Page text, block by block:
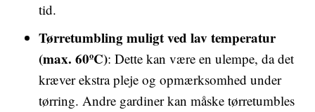
tid.
Tørretumbling muligt ved lav temperatur
(max. 60ºC): Dette kan være en ulempe, da det
kræver ekstra pleje og opmærksomhed under
tørring. Andre gardiner kan måske tørretumbles